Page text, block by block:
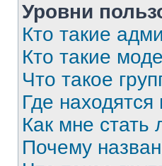
Уровни
Кто такие
Кто такие
Что такое
Где
Как мне стать
Почему